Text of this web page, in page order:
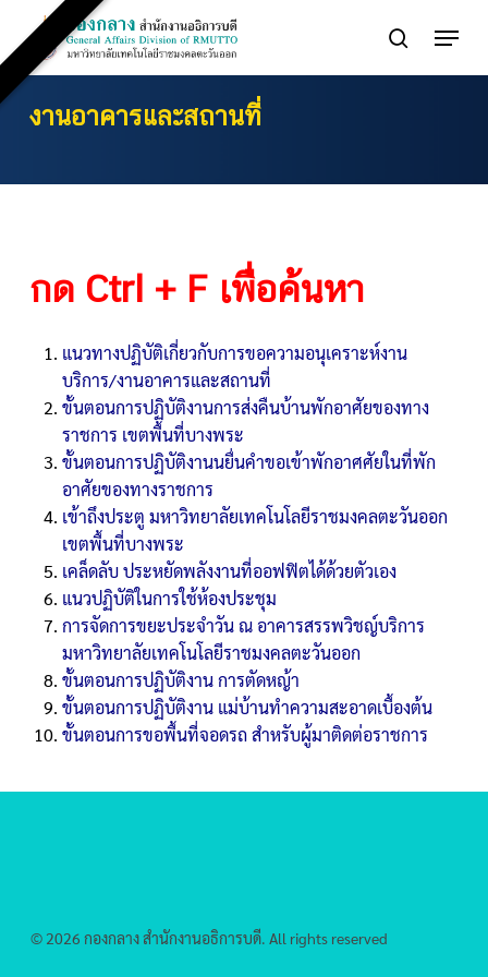
main
content
search
Menu
งานอาคารและสถานที่
กด Ctrl + F เพื่อค้นหา
แนวทางปฏิบัติเกี่ยวกับการขอความอนุเคราะห์งาน
บริการ/งานอาคารและสถานที่
ขั้นตอนการปฏิบัติงานการส่งคืนบ้านพักอาศัยของทาง
ราชการ เขตพื้นที่บางพระ
ขั้นตอนการปฏิบัติงานนยื่นคำขอเข้าพักอาศศัยในที่พัก
อาศัยของทางราชการ
เข้าถึงประตู มหาวิทยาลัยเทคโนโลยีราชมงคลตะวันออก
เขตพื้นที่บางพระ
เคล็ดลับ ประหยัดพลังงานที่ออฟฟิตได้ด้วยตัวเอง
แนวปฏิบัติในการใช้ห้องประชุม
การจัดการขยะประจำวัน ณ อาคารสรรพวิชญ์บริการ
มหาวิทยาลัยเทคโนโลยีราชมงคลตะวันออก
ขั้นตอนการปฏิบัติงาน การตัดหญ้า
ขั้นตอนการปฏิบัติงาน แม่บ้านทำความสะอาดเบื้องต้น
ขั้นตอนการขอพื้นที่จอดรถ สำหรับผู้มาติดต่อราชการ
© 2026 กองกลาง สำนักงานอธิการบดี. All rights reserved